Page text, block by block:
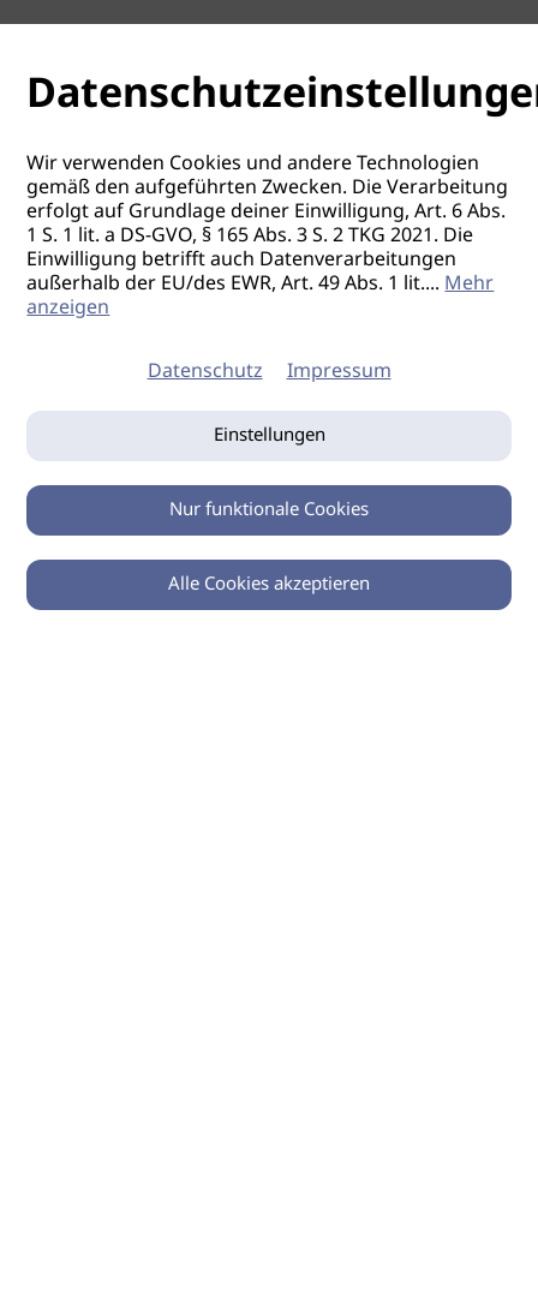
0
Wir verwenden Cookies und andere Technologien
gemäß den aufgeführten Zwecken. Die Verarbeitung
erfolgt auf Grundlage deiner Einwilligung, Art. 6 Abs.
1 S. 1 lit. a DS-GVO, § 165 Abs. 3 S. 2 TKG 2021. Die
Einwilligung betrifft auch Datenverarbeitungen
außerhalb der EU/des EWR, Art. 49 Abs. 1 lit....Mehr
anzeigen
Datenschutz Impressum
Einstellungen
Nur funktionale Cookies
Alle Cookies akzeptieren